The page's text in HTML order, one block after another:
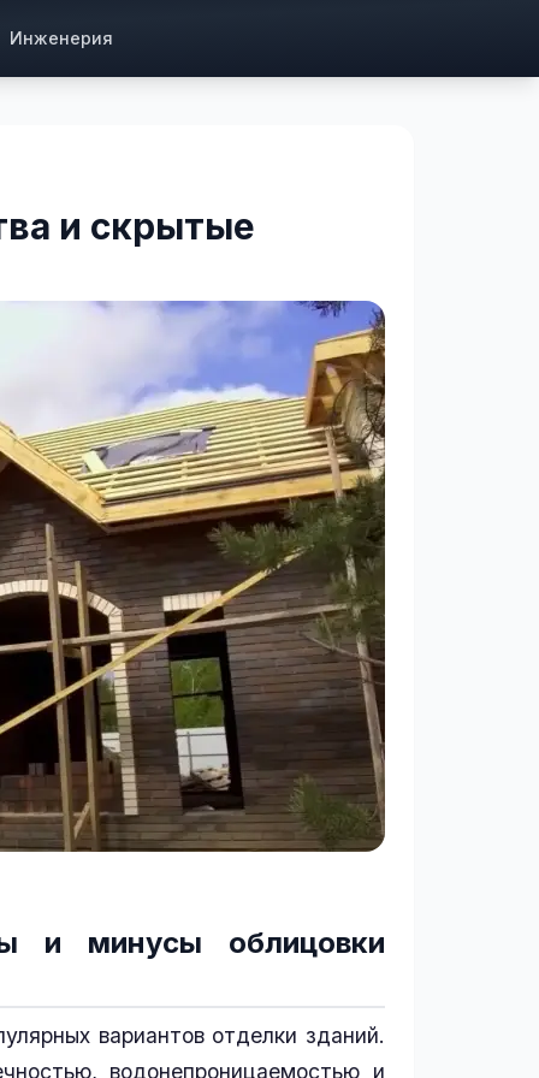
Инженерия
и скрытые
и минусы облицовки
вариантов отделки зданий.
водонепроницаемостью и